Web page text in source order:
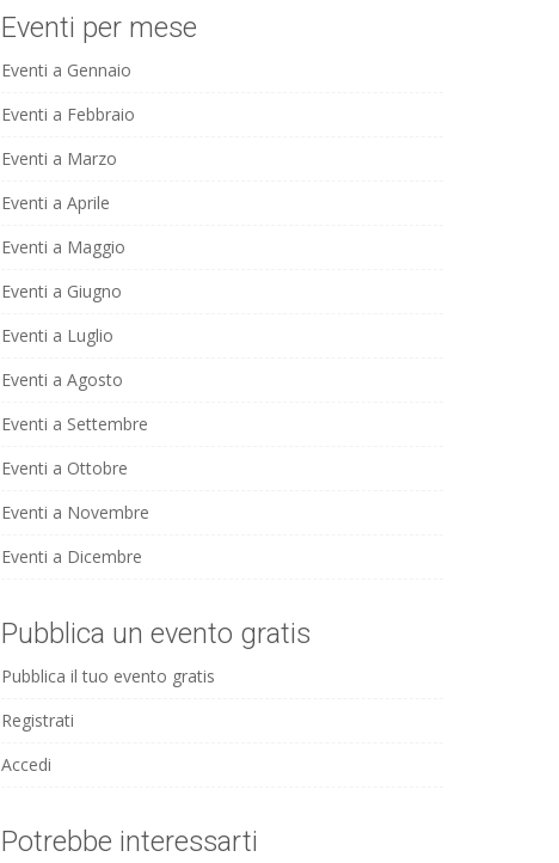
Eventi per mese
Eventi a Gennaio
Eventi a Febbraio
Eventi a Marzo
Eventi a Aprile
Eventi a Maggio
Eventi a Giugno
Eventi a Luglio
Eventi a Agosto
Eventi a Settembre
Eventi a Ottobre
Eventi a Novembre
Eventi a Dicembre
Pubblica un evento gratis
Pubblica il tuo evento gratis
Registrati
Accedi
Potrebbe interessarti